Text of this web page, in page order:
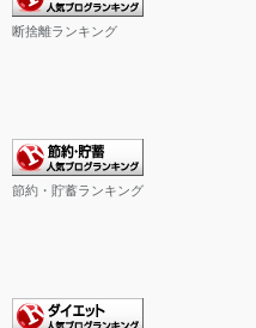
断捨離ランキング
節約・貯蓄ランキング